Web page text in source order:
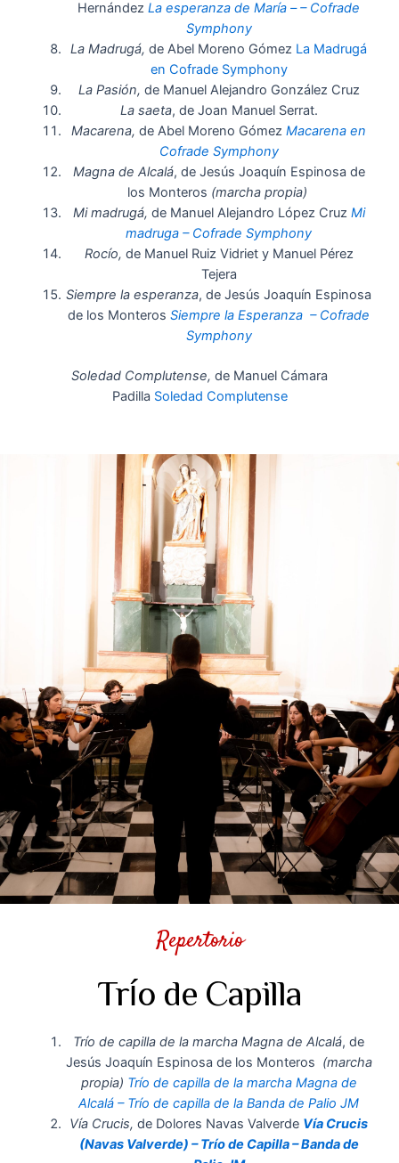
HernándezLa esperanza de María – – Cofrade
Symphony
La Madrugá, de Abel Moreno Gómez La Madrugá
en Cofrade Symphony
La Pasión, de Manuel Alejandro González Cruz
La saeta, de Joan Manuel Serrat.
Macarena, de Abel Moreno GómezMacarena en
Cofrade Symphony
Magna de Alcalá, de Jesús Joaquín Espinosa de
los Monteros (marcha propia)
Mi madrugá, de Manuel Alejandro López Cruz Mi
madruga – Cofrade Symphony
Rocío, de Manuel Ruiz Vidriet y Manuel Pérez
Tejera
Siempre la esperanza, de Jesús Joaquín Espinosa
de los MonterosSiempre la Esperanza – Cofrade
Symphony
Soledad Complutense, de Manuel Cámara
Padilla Soledad Complutense
Repertorio
Trío de Capilla
Trío de capilla de la marcha Magna de Alcalá, de
Jesús Joaquín Espinosa de los Monteros (marcha
propia) Trío de capilla de la marcha Magna de
Alcalá – Trío de capilla de la Banda de Palio JM
Vía Crucis, de Dolores Navas Valverde Vía Crucis
(Navas Valverde) – Trío de Capilla – Banda de